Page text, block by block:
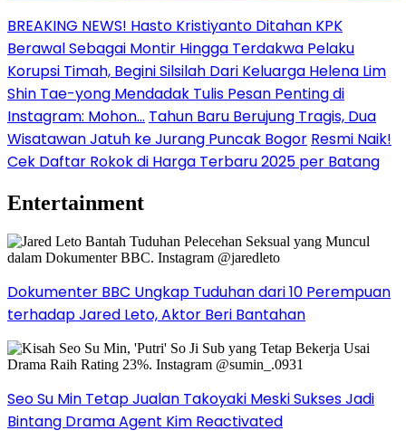
BREAKING NEWS! Hasto Kristiyanto Ditahan KPK
Berawal Sebagai Montir Hingga Terdakwa Pelaku
Korupsi Timah, Begini Silsilah Dari Keluarga Helena Lim
Shin Tae-yong Mendadak Tulis Pesan Penting di
Instagram: Mohon… Tahun Baru Berujung Tragis, Dua
Wisatawan Jatuh ke Jurang Puncak Bogor Resmi Naik!
Cek Daftar Rokok di Harga Terbaru 2025 per Batang
Entertainment
Dokumenter BBC Ungkap Tuduhan dari 10 Perempuan
terhadap Jared Leto, Aktor Beri Bantahan
Seo Su Min Tetap Jualan Takoyaki Meski Sukses Jadi
Bintang Drama Agent Kim Reactivated